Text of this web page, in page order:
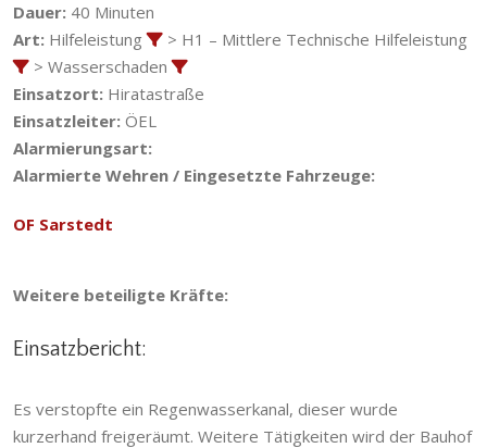
Dauer: 40 Minuten
Art: Hilfeleistung
> H1 – Mittlere Technische Hilfeleistung
> Wasserschaden
Einsatzort: Hiratastraße
Einsatzleiter: ÖEL
Alarmierungsart:
Alarmierte Wehren / Eingesetzte Fahrzeuge:
OF Sarstedt
Weitere beteiligte Kräfte:
Einsatzbericht:
Es verstopfte ein Regenwasserkanal, dieser wurde
kurzerhand freigeräumt. Weitere Tätigkeiten wird der Bauhof